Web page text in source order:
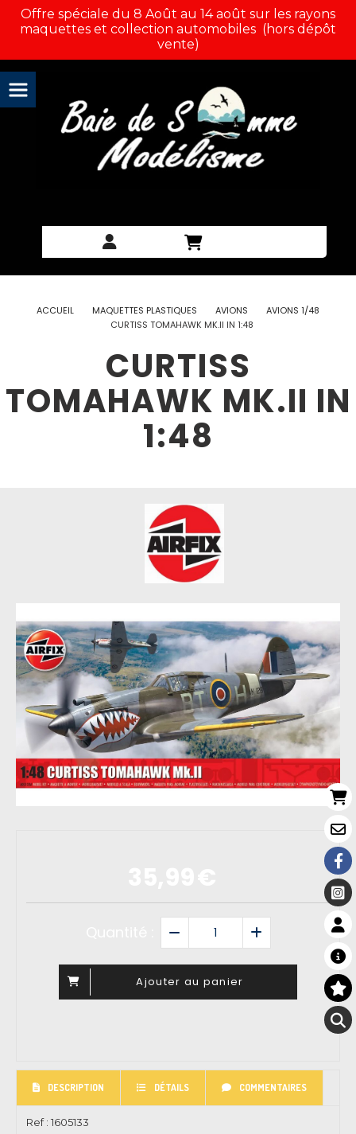
Offre spéciale du 8 Août au 14 août sur les rayons
maquettes et collection automobiles (hors dépôt
vente)
ACCUEIL MAQUETTES PLASTIQUES AVIONS
AVIONS 1/48
CURTISS TOMAHAWK MK.II IN 1:48
CURTISS
TOMAHAWK MK.II IN
1:48
Ajouter au panier
DESCRIPTION DÉTAILS COMMENTAIRES
Ref : 1605133
Panneau de gestion des cookies